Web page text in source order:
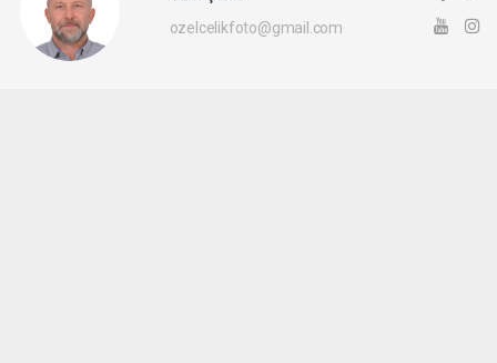
ozelcelikfoto@gmail.com